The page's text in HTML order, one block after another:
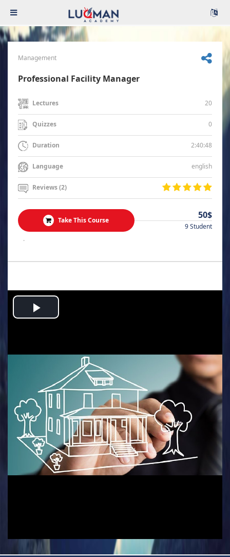
Management
Professional Facility Manager
Lectures 20
Quizzes 0
Duration 2:40:48
Language english
Reviews (2)
Take This Course 50$
9 Student
.
Play